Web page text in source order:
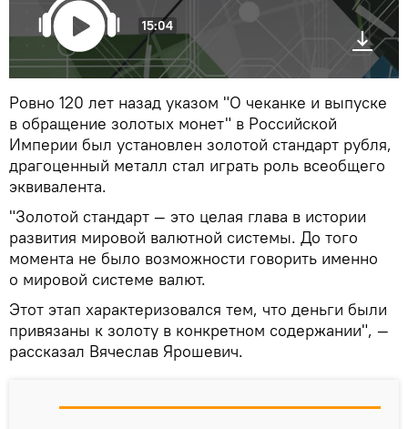
15:04
Ровно 120 лет назад указом "О чеканке и выпуске
в обращение золотых монет" в Российской
Империи был установлен золотой стандарт рубля,
драгоценный металл стал играть роль всеобщего
эквивалента.
"Золотой стандарт — это целая глава в истории
развития мировой валютной системы. До того
момента не было возможности говорить именно
о мировой системе валют.
Этот этап характеризовался тем, что деньги были
привязаны к золоту в конкретном содержании", —
рассказал Вячеслав Ярошевич.